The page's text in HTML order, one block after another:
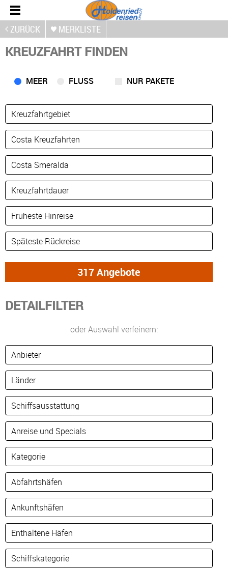
ZURÜCK MERKLISTE
KREUZFAHRT FINDEN
MEER FLUSS NUR PAKETE
DETAILFILTER
oder Auswahl verfeinern: